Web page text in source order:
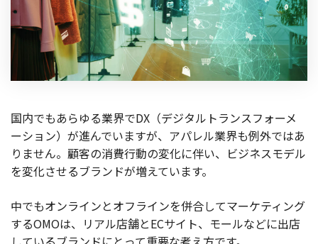
国内でもあらゆる業界でDX（デジタルトランスフォーメ
ーション）が進んでいますが、アパレル業界も例外ではあ
りません。顧客の消費行動の変化に伴い、ビジネスモデル
を変化させるブランドが増えています。
中でもオンラインとオフラインを併合してマーケティング
するOMOは、リアル店舗とECサイト、モールなどに出店